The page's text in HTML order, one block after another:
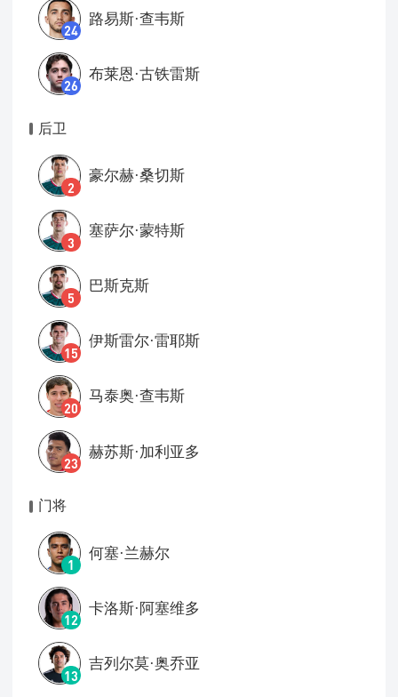
24
路易斯·查韦斯
26
布莱恩·古铁雷斯
后卫
2
豪尔赫·桑切斯
3
塞萨尔·蒙特斯
5
巴斯克斯
15
伊斯雷尔·雷耶斯
20
马泰奥·查韦斯
23
赫苏斯·加利亚多
门将
1
何塞·兰赫尔
12
卡洛斯·阿塞维多
13
吉列尔莫·奥乔亚